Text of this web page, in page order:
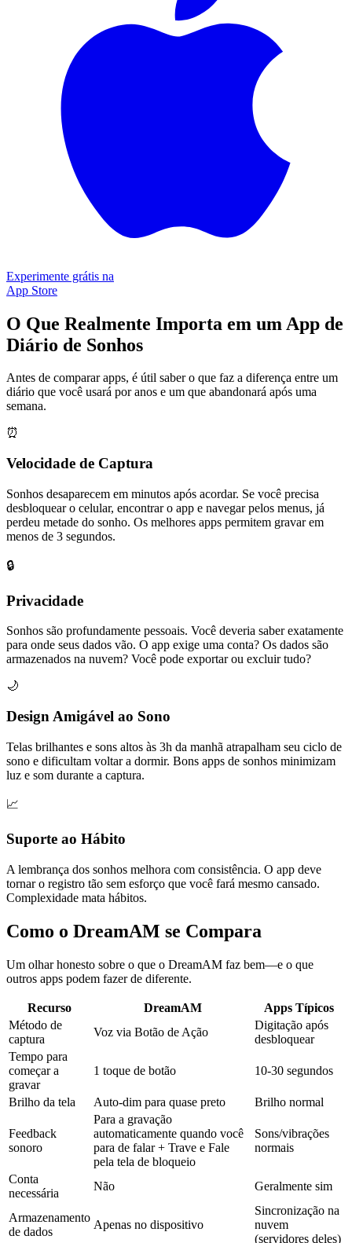
Experimente grátis na
App Store
O Que Realmente Importa em um App de
Diário de Sonhos
Antes de comparar apps, é útil saber o que faz a diferença entre um
diário que você usará por anos e um que abandonará após uma
semana.
⏰
Velocidade de Captura
Sonhos desaparecem em minutos após acordar. Se você precisa
desbloquear o celular, encontrar o app e navegar pelos menus, já
perdeu metade do sonho. Os melhores apps permitem gravar em
menos de 3 segundos.
🔒
Privacidade
Sonhos são profundamente pessoais. Você deveria saber exatamente
para onde seus dados vão. O app exige uma conta? Os dados são
armazenados na nuvem? Você pode exportar ou excluir tudo?
🌙
Design Amigável ao Sono
Telas brilhantes e sons altos às 3h da manhã atrapalham seu ciclo de
sono e dificultam voltar a dormir. Bons apps de sonhos minimizam
luz e som durante a captura.
📈
Suporte ao Hábito
A lembrança dos sonhos melhora com consistência. O app deve
tornar o registro tão sem esforço que você fará mesmo cansado.
Complexidade mata hábitos.
Como o DreamAM se Compara
Um olhar honesto sobre o que o DreamAM faz bem—e o que
outros apps podem fazer de diferente.
Recurso DreamAM
Apps Típicos
Método de
captura
Voz via Botão de Ação
Digitação após
desbloquear
Tempo para
começar a
gravar
1 toque de botão 10-30 segundos
Brilho da tela Auto-dim para quase preto Brilho normal
Feedback
sonoro
Para a gravação
automaticamente quando você
para de falar + Trave e Fale
pela tela de bloqueio
Sons/vibrações
normais
Conta
necessária
Não Geralmente sim
Armazenamento
de dados
Apenas no dispositivo
Sincronização na
nuvem
(servidores deles)